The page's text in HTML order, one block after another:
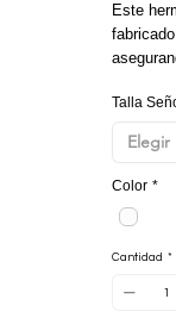
Este
El
abre en
parte
con un
Las
Incluye
Talla
Elegir
Color *
Cantidad *